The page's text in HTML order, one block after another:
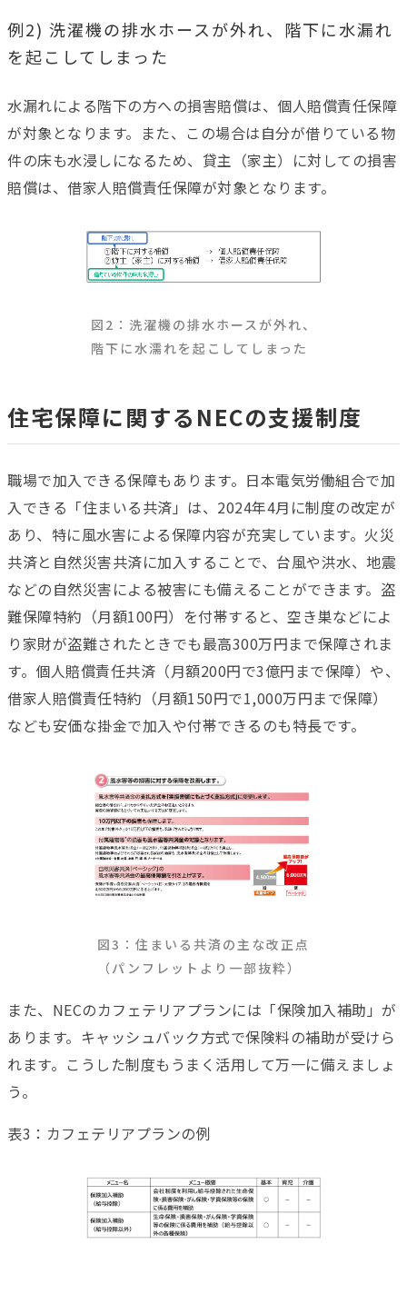
例2) 洗濯機の排水ホースが外れ、階下に水漏れ
を起こしてしまった
水漏れによる階下の方への損害賠償は、個人賠償責任保障
が対象となります。また、この場合は自分が借りている物
件の床も水浸しになるため、貸主（家主）に対しての損害
賠償は、借家人賠償責任保障が対象となります。
図2：洗濯機の排水ホースが外れ、
階下に水濡れを起こしてしまった
住宅保障に関するNECの支援制度
職場で加入できる保障もあります。日本電気労働組合で加
入できる「住まいる共済」は、2024年4月に制度の改定が
あり、特に風水害による保障内容が充実しています。火災
共済と自然災害共済に加入することで、台風や洪水、地震
などの自然災害による被害にも備えることができます。盗
難保障特約（月額100円）を付帯すると、空き巣などによ
り家財が盗難されたときでも最高300万円まで保障されま
す。個人賠償責任共済（月額200円で3億円まで保障）や、
借家人賠償責任特約（月額150円で1,000万円まで保障）
なども安価な掛金で加入や付帯できるのも特長です。
図3：住まいる共済の主な改正点
（パンフレットより一部抜粋）
また、NECのカフェテリアプランには「保険加入補助」が
あります。キャッシュバック方式で保険料の補助が受けら
れます。こうした制度もうまく活用して万一に備えましょ
う。
表3：カフェテリアプランの例